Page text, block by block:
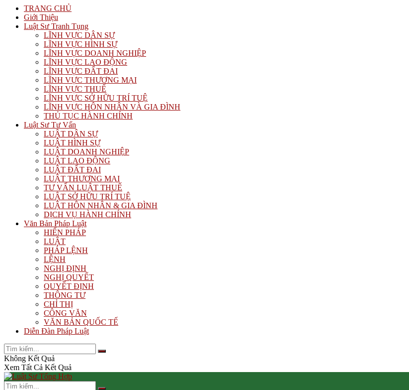
TRANG CHỦ
Giới Thiệu
Luật Sư Tranh Tụng
LĨNH VỰC DÂN SỰ
LĨNH VỰC HÌNH SỰ
LĨNH VỰC DOANH NGHIỆP
LĨNH VỰC LAO ĐỘNG
LĨNH VỰC ĐẤT ĐAI
LĨNH VỰC THƯƠNG MẠI
LĨNH VỰC THUẾ
LĨNH VỰC SỞ HỮU TRÍ TUỆ
LĨNH VỰC HÔN NHÂN VÀ GIA ĐÌNH
THỦ TỤC HÀNH CHÍNH
Luật Sư Tư Vấn
LUẬT DÂN SỰ
LUẬT HÌNH SỰ
LUẬT DOANH NGHIỆP
LUẬT LAO ĐỘNG
LUẬT ĐẤT ĐAI
LUẬT THƯƠNG MẠI
TƯ VẤN LUẬT THUẾ
LUẬT SỞ HỮU TRÍ TUỆ
LUẬT HÔN NHÂN & GIA ĐÌNH
DỊCH VỤ HÀNH CHÍNH
Văn Bản Pháp Luật
HIẾN PHÁP
LUẬT
PHÁP LỆNH
LỆNH
NGHỊ ĐỊNH
NGHỊ QUYẾT
QUYẾT ĐỊNH
THÔNG TƯ
CHỈ THỊ
CÔNG VĂN
VĂN BẢN QUỐC TẾ
Diễn Đàn Pháp Luật
Không Kết Quả
Xem Tất Cả Kết Quả